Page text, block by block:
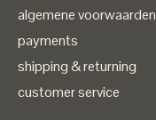
algemene voorwaarden
payments
shipping & returning
customer service